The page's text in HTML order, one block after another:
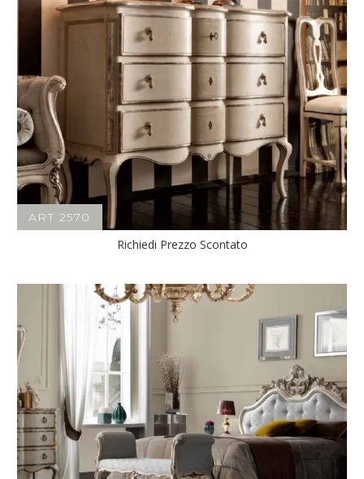
ART 2570
Richiedi Prezzo Scontato